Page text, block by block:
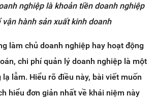
nghiệp là khoản tiền doanh nghiệp
vận hành sản xuất kinh doanh
làm chủ doanh nghiệp hay hoạt động
chi phí quản lý doanh nghiệp là một
lạ lẫm. Hiểu rõ điều này, bài viết muốn
hiểu đơn giản nhất về khái niệm này